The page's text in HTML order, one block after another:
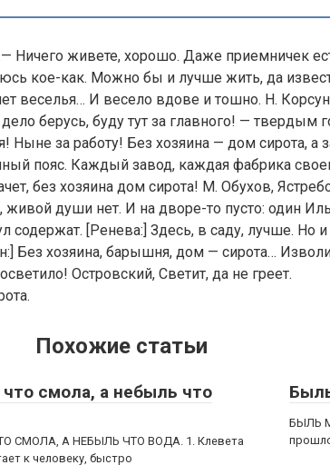
живете, хорошо. Даже приемничек
кое-как. Можно бы и лучше жить, да
веселья… И весело вдове и тошно. Н.
берусь, буду тут за главного! — твердым
Ныне за работу! Без хозяина — дом сирота, а
пояс. Каждый завод, каждая фабрика
без хозяина дом сирота! М. Обухов,
живой души нет. И на дворе-то пусто: один
содержат. [Ренева:] Здесь, в саду, лучше. Но
Без хозяина, барышня, дом — сирота…
Островский, Светит, да не греет.
Похожие статьи
смола, а небыль что
СМОЛА, А НЕБЫЛЬ ЧТО ВОДА. 1. Клевета
к человеку, быстро
БЫЛЬ